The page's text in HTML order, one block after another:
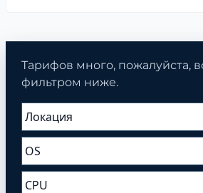
Тарифов много, пожалуйста,
фильтром ниже.